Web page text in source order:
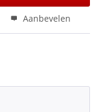
Aanbevelen